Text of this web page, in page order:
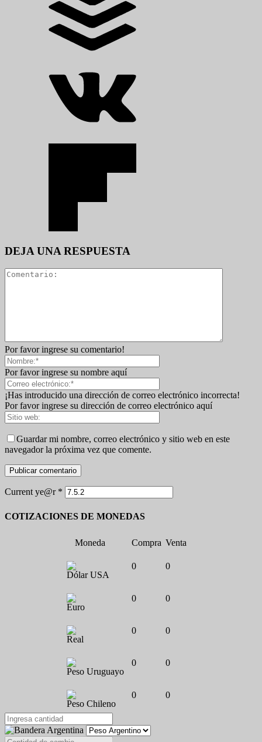
DEJA UNA RESPUESTA
Por favor ingrese su comentario!
Por favor ingrese su nombre aquí
¡Has introducido una dirección de correo electrónico incorrecta!
Por favor ingrese su dirección de correo electrónico aquí
Guardar mi nombre, correo electrónico y sitio web en este
navegador la próxima vez que comente.
Current ye@r *
COTIZACIONES DE MONEDAS
Moneda Compra Venta
Dólar USA
0 0
Euro
0 0
Real
0 0
Peso Uruguayo
0 0
Peso Chileno
0 0